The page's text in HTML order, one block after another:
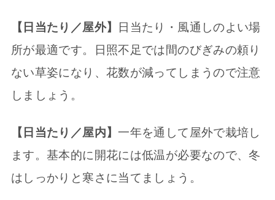
【日当たり／屋外】
日当たり・風通しのよい場
所が最適です。日照不足では間のびぎみの頼り
ない草姿になり、花数が減ってしまうので注意
しましょう。
【日当たり／屋内】 一年を通して屋外で栽培し
ます。基本的に開花には低温が必要なので、冬
はしっかりと寒さに当てましょう。